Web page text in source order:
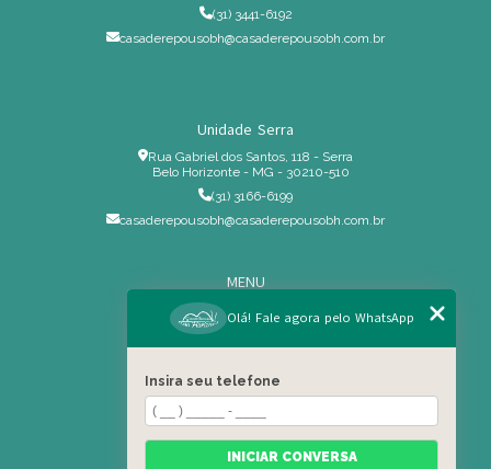
(31) 3441-6192
casaderepousobh@casaderepousobh.com.br
Unidade Serra
Rua Gabriel dos Santos, 118 - Serra
Belo Horizonte - MG - 30210-510
(31) 3166-6199
casaderepousobh@casaderepousobh.com.br
MENU
Home
Institucional
Serviços Especiais
Blog
Residência
Olá! Fale agora pelo WhatsApp
Insira seu telefone
INICIAR CONVERSA